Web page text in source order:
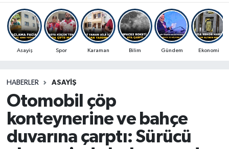
Asayiş Spor Karaman Bilim Gündem Ekonomi
HABERLER ASAYIŞ
Otomobil çöp
konteynerine ve bahçe
duvarına çarptı: Sürücü
Güncel Haberler
Spor Haberleri
Ulusal Haberler
Vefat Edenler